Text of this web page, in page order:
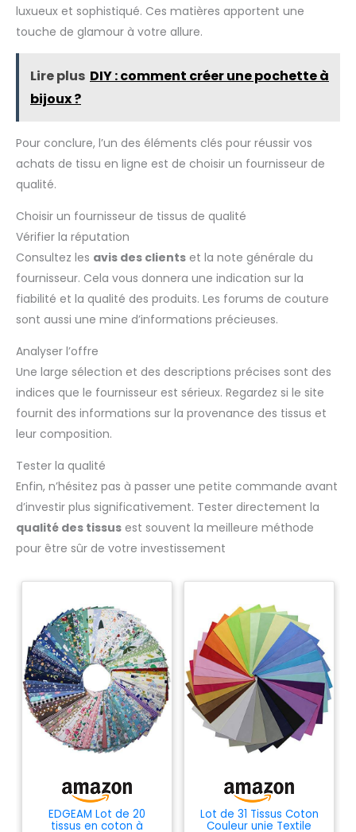
luxueux et sophistiqué. Ces matières apportent une
touche de glamour à votre allure.
Lire plus DIY : comment créer une pochette à
bijoux ?
Pour conclure, l’un des éléments clés pour réussir vos
achats de tissu en ligne est de choisir un fournisseur de
qualité.
Choisir un fournisseur de tissus de qualité
Vérifier la réputation
Consultez les avis des clients et la note générale du
fournisseur. Cela vous donnera une indication sur la
fiabilité et la qualité des produits. Les forums de couture
sont aussi une mine d’informations précieuses.
Analyser l’offre
Une large sélection et des descriptions précises sont des
indices que le fournisseur est sérieux. Regardez si le site
fournit des informations sur la provenance des tissus et
leur composition.
Tester la qualité
Enfin, n’hésitez pas à passer une petite commande avant
d’investir plus significativement. Tester directement la
qualité des tissus est souvent la meilleure méthode
pour être sûr de votre investissement
EDGEAM Lot de 20
tissus en coton à
Lot de 31 Tissus Coton
Couleur unie Textile